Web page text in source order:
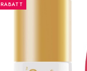
RABATT